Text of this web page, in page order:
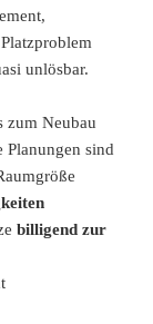
unlösbar.
zum Neubau
Planungen sind
billigend zur